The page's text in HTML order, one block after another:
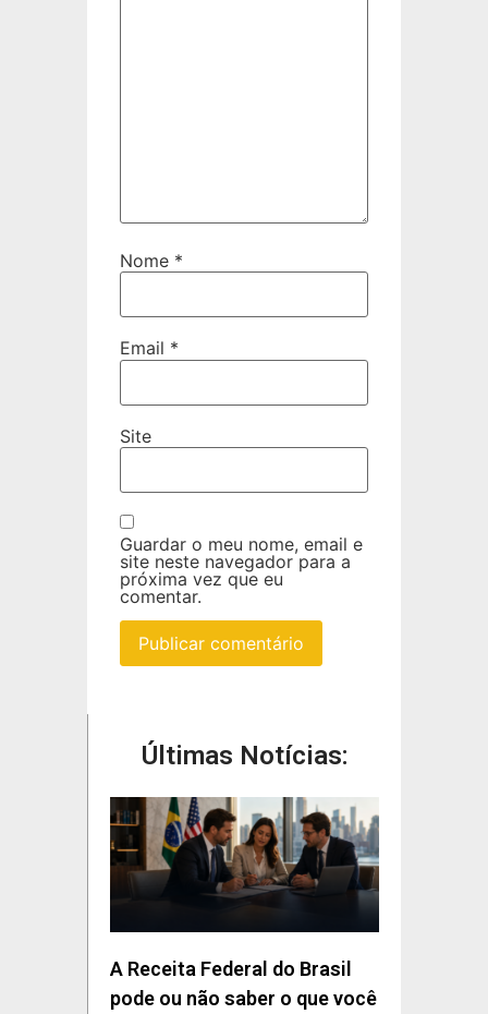
Nome *
Email *
Site
Guardar o meu nome, email e
site neste navegador para a
próxima vez que eu
comentar.
Últimas Notícias:
A Receita Federal do Brasil
pode ou não saber o que você